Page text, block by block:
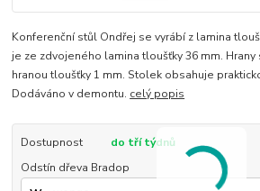
Konferenční stůl Ondřej se vyrábí z lamina
je ze zdvojeného lamina tloušťky 36 mm.
hranou tloušťky 1 mm. Stolek obsahuje
Dodáváno v demontu. celý popis
Dostupnost
do tří týdnů
Odstín dřeva Bradop